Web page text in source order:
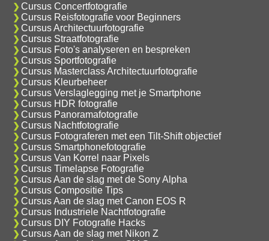
Cursus Concertfotografie
Cursus Reisfotografie voor Beginners
Cursus Architectuurfotografie
Cursus Straatfotografie
Cursus Foto's analyseren en bespreken
Cursus Sportfotografie
Cursus Masterclass Architectuurfotografie
Cursus Kleurbeheer
Cursus Verslaglegging met je Smartphone
Cursus HDR fotografie
Cursus Panoramafotografie
Cursus Nachtfotografie
Cursus Fotograferen met een Tilt-Shift objectief
Cursus Smartphonefotografie
Cursus Van Korrel naar Pixels
Cursus Timelapse Fotografie
Cursus Aan de slag met de Sony Alpha
Cursus Compositie Tips
Cursus Aan de slag met Canon EOS R
Cursus Industriele Nachtfotografie
Cursus DIY Fotografie Hacks
Cursus Aan de slag met Nikon Z